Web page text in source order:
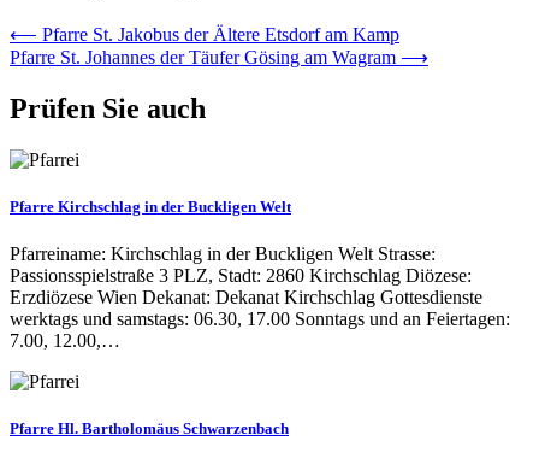
⟵ Pfarre St. Jakobus der Ältere Etsdorf am Kamp
Pfarre St. Johannes der Täufer Gösing am Wagram ⟶
Prüfen Sie auch
Pfarre Kirchschlag in der Buckligen Welt
Pfarreiname: Kirchschlag in der Buckligen Welt Strasse:
Passionsspielstraße 3 PLZ, Stadt: 2860 Kirchschlag Diözese:
Erzdiözese Wien Dekanat: Dekanat Kirchschlag Gottesdienste
werktags und samstags: 06.30, 17.00 Sonntags und an Feiertagen:
7.00, 12.00,…
Pfarre Hl. Bartholomäus Schwarzenbach